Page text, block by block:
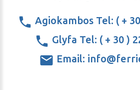
Agiokambos Tel: ( +
Glyfa Tel: ( + 30 )
Email: